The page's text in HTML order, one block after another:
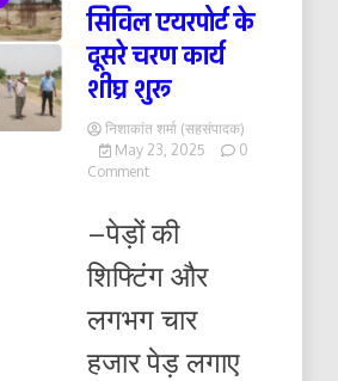
सिविल एयरपोर्ट के
दूसरे चरण कार्य
शीघ्र शुरू
निशाकांत शर्मा (सहसंपादक)
May 23, 2025
0
Commenton
के
चरण
शीघ्र
शुरू
–पेड़ों की
शिफ्टिंग और
लगभग चार
हजार पेड़ लगाए